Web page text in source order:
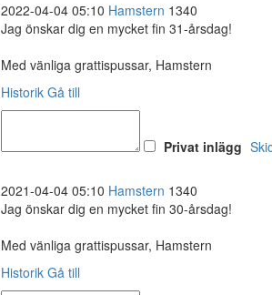
2022-04-04 05:10 Hamstern 1340
Jag önskar dig en mycket fin 31-årsdag!
Med vänliga grattispussar, Hamstern
Historik Gå till
Privat inlägg
2021-04-04 05:10 Hamstern 1340
Jag önskar dig en mycket fin 30-årsdag!
Med vänliga grattispussar, Hamstern
Historik Gå till